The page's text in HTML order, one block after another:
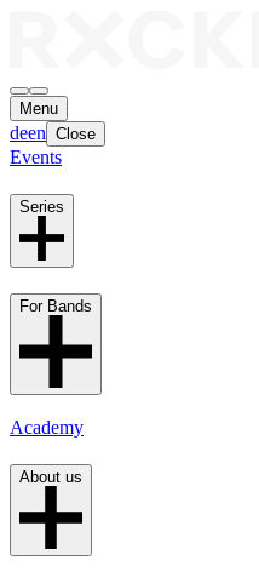
Menu
deen Close
Events
Series
For Bands
Academy
About us